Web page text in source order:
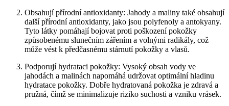
Obsahují přírodní antioxidanty: Jahody a maliny také obsahují
další přírodní antioxidanty, jako jsou polyfenoly a antokyany.
Tyto látky pomáhají bojovat proti poškození pokožky
způsobenému slunečním zářením a volnými radikály, což
může vést k předčasnému stárnutí pokožky a vlasů.
Podporují hydrataci pokožky: Vysoký obsah vody ve
jahodách a malinách napomáhá udržovat optimální hladinu
hydratace pokožky. Dobře hydratovaná pokožka je zdravá a
pružná, čímž se minimalizuje riziko suchosti a vzniku vrásek.